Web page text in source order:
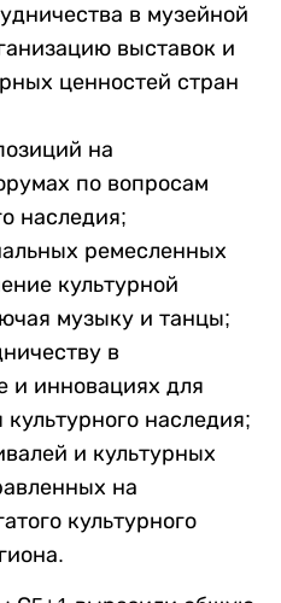
в музейной
выставок и
ценностей стран
на
по вопросам
наследия;
ремесленных
культурной
музыку и танцы;
в
и инновациях для
наследия;
и культурных
на
культурного